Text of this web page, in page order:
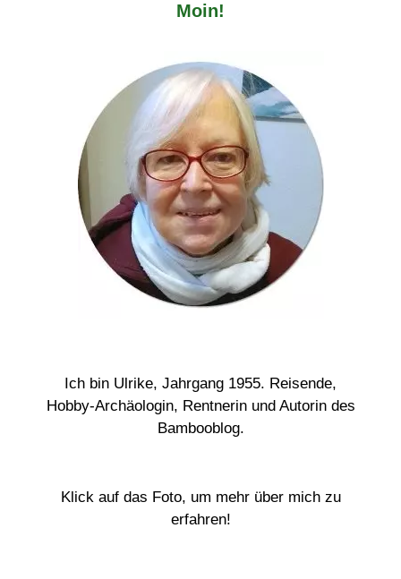
Moin!
Ich bin Ulrike, Jahrgang 1955. Reisende,
Hobby-Archäologin, Rentnerin und Autorin des
Bambooblog.
Klick auf das Foto, um mehr über mich zu
erfahren!